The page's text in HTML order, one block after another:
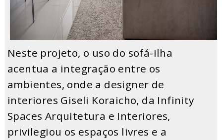
Neste projeto, o uso do sofá-ilha
acentua a integração entre os
ambientes, onde a designer de
interiores Giseli Koraicho, da Infinity
Spaces Arquitetura e Interiores,
privilegiou os espaços livres e a